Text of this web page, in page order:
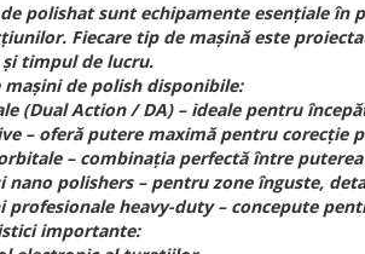
polishat sunt echipamente esențiale în
Fiecare tip de mașină este
timpul de lucru.
mașini de polish disponibile:
(Dual Action / DA) – ideale pentru
– oferă putere maximă pentru corecție
– combinația perfectă între
nano polishers – pentru zone înguste,
profesionale heavy-duty – concepute
importante: